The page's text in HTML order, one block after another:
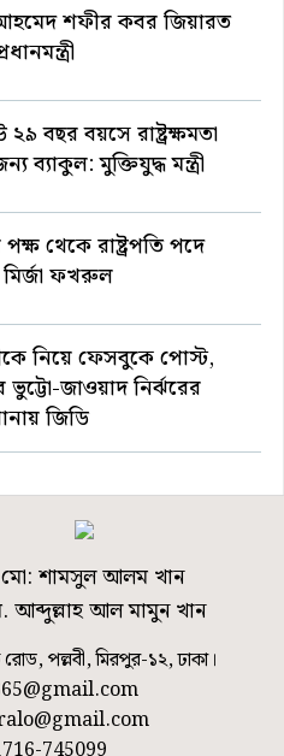
শফীর কবর জিয়ারত
বছর বয়সে রাষ্ট্রক্ষমতা
ব্যাকুল: মুক্তিযুদ্ধ মন্ত্রী
থেকে রাষ্ট্রপতি পদে
ফখরুল
নিয়ে ফেসবুকে পোস্ট,
জাওয়াদ নির্ঝরের
জিডি
মো: শামসুল আলম খান
আব্দুল্লাহ আল মামুন খান
পল্লবী, মিরপুর-১২, ঢাকা।